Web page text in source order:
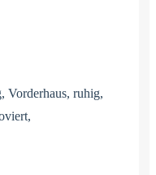
Vorderhaus, ruhig,